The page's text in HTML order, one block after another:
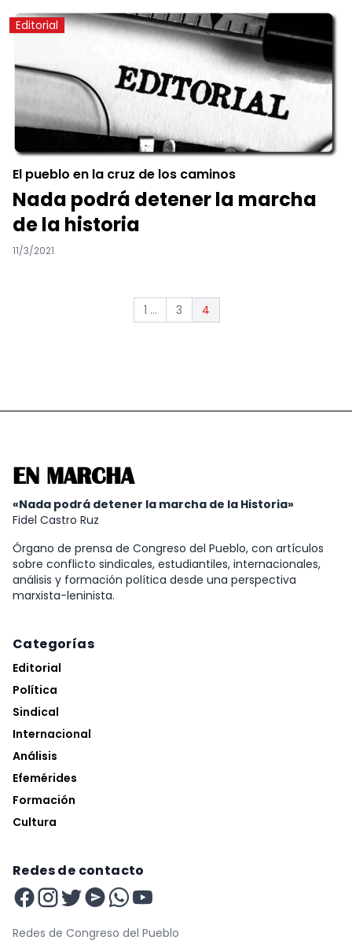
Editorial
El pueblo en la cruz de los caminos
Nada podrá detener la marcha
de la historia
11/3/2021
1 ... 3 4
EN MARCHA
«Nada podrá detener la marcha de la Historia»
Fidel Castro Ruz
Órgano de prensa de Congreso del Pueblo, con artículos
sobre conflicto sindicales, estudiantiles, internacionales,
análisis y formación política desde una perspectiva
marxista-leninista.
Categorías
Editorial
Política
Sindical
Internacional
Análisis
Efemérides
Formación
Cultura
Redes de contacto
Redes de Congreso del Pueblo